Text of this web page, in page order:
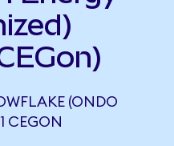
(ONDO
CEGON